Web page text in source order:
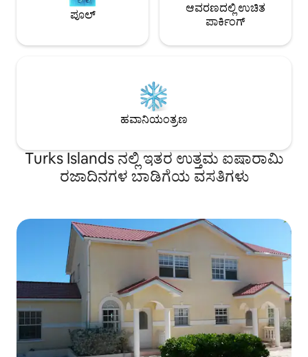
ಪೂಲ್
ಆವರಣದಲ್ಲಿ ಉಚಿತ
ಪಾರ್ಕಿಂಗ್
ಹವಾನಿಯಂತ್ರಣ
Turks Islands ನಲ್ಲಿ ಇತರ ಉತ್ತಮ ಐಷಾರಾಮಿ
ರಜಾದಿನಗಳ ಬಾಡಿಗೆಯ ವಸತಿಗಳು